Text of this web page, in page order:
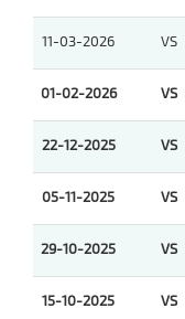
11-03-2026 VS
01-02-2026 VS
22-12-2025 VS
05-11-2025 VS
29-10-2025 VS
15-10-2025 VS